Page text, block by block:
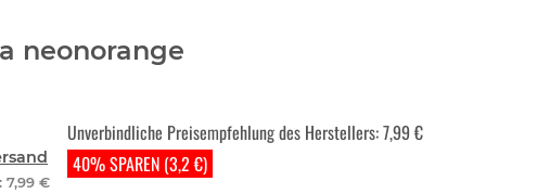
neonorange
: 7,99 €
40% SPAREN (3,2 €)
Unverbindliche Preisempfehlung des Herstellers:7,99 €